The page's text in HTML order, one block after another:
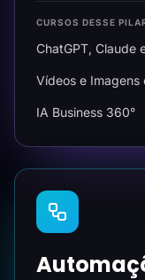
CURSOS DESSE
ChatGPT, Claude
Vídeos e Imagens
IA Business 360°